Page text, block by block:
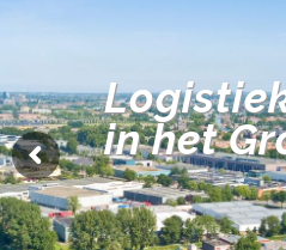
in het